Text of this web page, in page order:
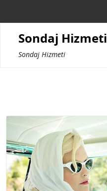
Sondaj Hizmeti
Sondaj Hizmeti